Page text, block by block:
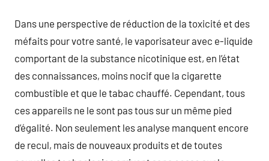
Dans une perspective de réduction de la toxicité et des
méfaits pour votre santé, le vaporisateur avec e-liquide
comportant de la substance nicotinique est, en l’état
des connaissances, moins nocif que la cigarette
combustible et que le tabac chauffé. Cependant, tous
ces appareils ne le sont pas tous sur un même pied
d’égalité. Non seulement les analyse manquent encore
de recul, mais de nouveaux produits et de toutes